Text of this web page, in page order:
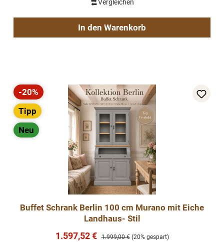
Vergleichen
In den Warenkorb
Rabatt
-20%
Tipp
Neu
Buffet Schrank Berlin 100 cm Murano mit Eiche
Landhaus- Stil
Verkaufspreis:
1.597,52 € Regulärer Preis:
1.999,00 € (20% gespart)